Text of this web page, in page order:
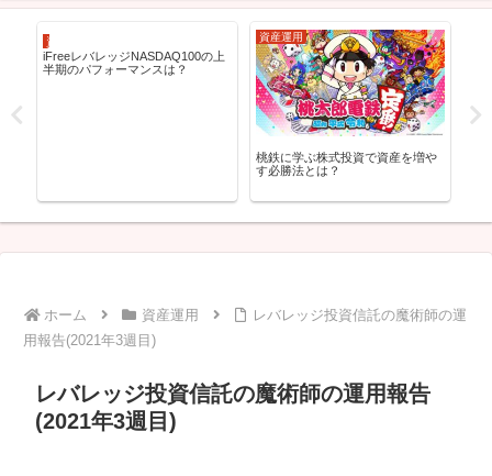
資産運用
iFreeレバレッジNASDAQ100の上
半期のパフォーマンスは？
資産運用
桃鉄に学ぶ株式投資で資産を増や
す必勝法とは？
ホーム 資産運用
レバレッジ投資信託の魔術師の運
用報告(2021年3週目)
レバレッジ投資信託の魔術師の運用報告
(2021年3週目)